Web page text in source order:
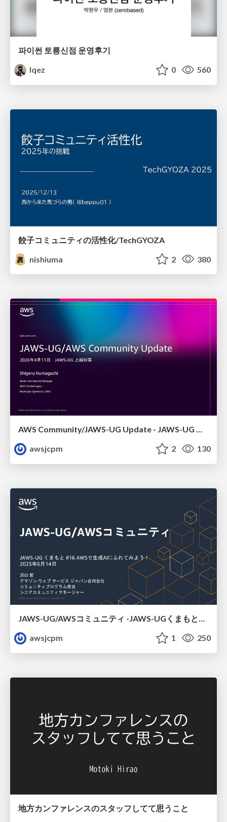
파이썬 토룡신점 운영후기
lqez
0 560
餃子コミュニティの活性化/TechGYOZA
nishiuma
2 380
AWS Community/JAWS-UG Update - JAWS-UG 上越妙高支部リブート
awsjcpm
2 130
JAWS-UG/AWSコミュニティ -JAWS-UGくまもと#16
awsjcpm
1 250
地方カンファレンスのスタッフしてて思うこと